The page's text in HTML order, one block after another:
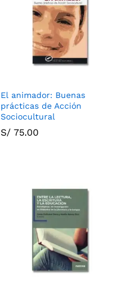
El animador: Buenas
prácticas de Acción
Sociocultural
S/ 75.00